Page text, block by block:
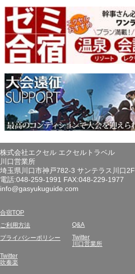
株式会社エクセル エクセルトラベル
川口営業所
埼玉県川口市神戸782-3 サンテラス川口2F
電話:048-259-1991 FAX:048-229-1977
info@gasyukuguide.com
合宿TOP
ご利用方法 Q&A
プライバシーポリシー
Twitter
川口営業所
Twitter
吹奏楽